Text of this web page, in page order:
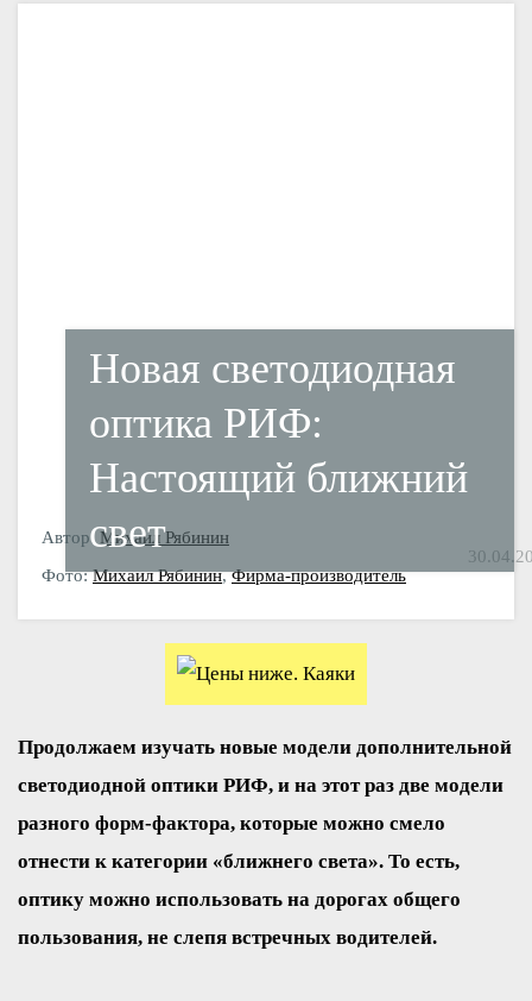
Новая светодиодная
оптика РИФ:
Настоящий ближний
свет
Автор: Михаил Рябинин
Фото:Михаил Рябинин,Фирма-производитель
Продолжаем изучать новые модели дополнительной
светодиодной оптики РИФ, и на этот раз две модели
разного форм-фактора, которые можно смело
отнести к категории «ближнего света». То есть,
оптику можно использовать на дорогах общего
пользования, не слепя встречных водителей.